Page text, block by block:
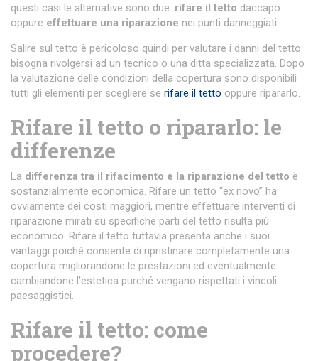
questi casi le alternative sono due: rifare il tetto daccapo
oppure effettuare una riparazione nei punti danneggiati.
Salire sul tetto è pericoloso quindi per valutare i danni del tetto
bisogna rivolgersi ad un tecnico o una ditta specializzata. Dopo
la valutazione delle condizioni della copertura sono disponibili
tutti gli elementi per scegliere se rifare il tetto oppure ripararlo.
Rifare il tetto o ripararlo: le
differenze
La differenza tra il rifacimento e la riparazione del tetto è
sostanzialmente economica. Rifare un tetto “ex novo” ha
ovviamente dei costi maggiori, mentre effettuare interventi di
riparazione mirati su specifiche parti del tetto risulta più
economico. Rifare il tetto tuttavia presenta anche i suoi
vantaggi poiché consente di ripristinare completamente una
copertura migliorandone le prestazioni ed eventualmente
cambiandone l’estetica purché vengano rispettati i vincoli
paesaggistici.
Rifare il tetto: come
procedere?